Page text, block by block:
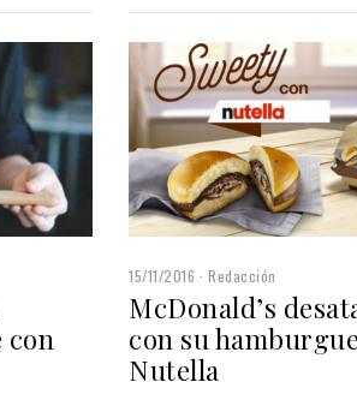
con
15/11/2016 Redacción
McDonald’s
con su
Nutella